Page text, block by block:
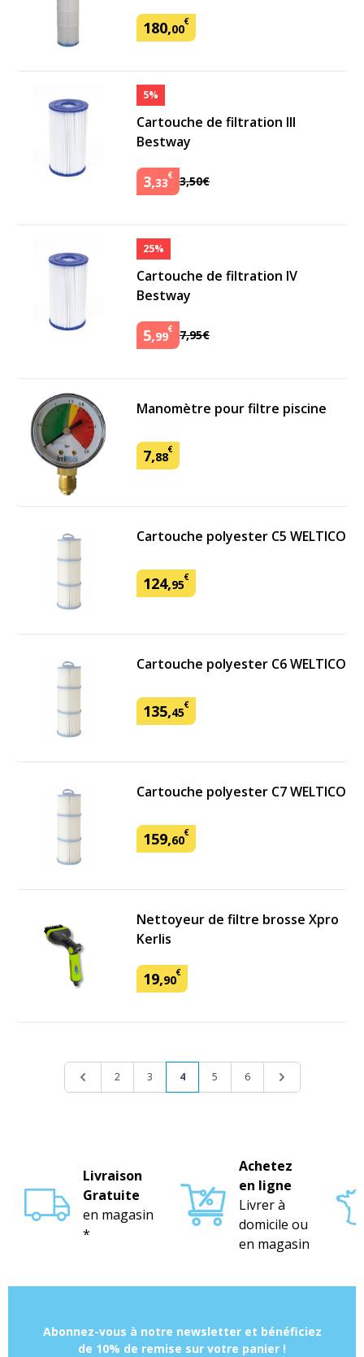
180,00€
5%
Cartouche de filtration III
Bestway
3,33€ 3,50€
25%
Cartouche de filtration IV
Bestway
5,99€ 7,95€
Manomètre pour filtre piscine
7,88€
Cartouche polyester C5 WELTICO
124,95€
Cartouche polyester C6 WELTICO
135,45€
Cartouche polyester C7 WELTICO
159,60€
Nettoyeur de filtre brosse Xpro
Kerlis
19,90€
PagePage Page
2 Page
3 Vous lisez actuellement la page
4 Page
5 Page
6 Page
Livraison
Gratuite
en magasin
*
Achetez
en ligne
Livrer à
domicile ou
en magasin
Abonnez-vous à notre newsletter et bénéficiez
de 10% de remise sur votre panier !